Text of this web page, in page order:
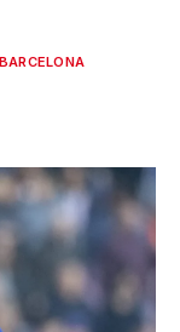
BARCELONA